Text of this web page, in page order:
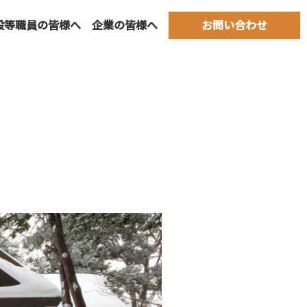
等職員の皆様へ 企業の皆様へ お問い合わせ